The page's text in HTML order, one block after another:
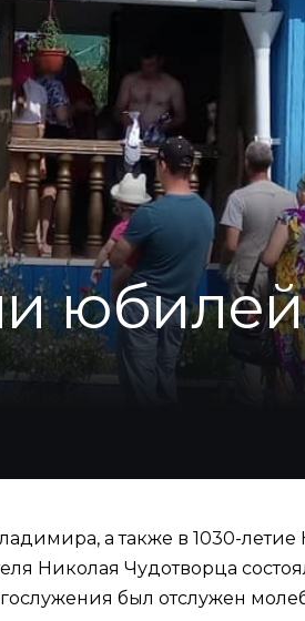
а также в 1030-
Николая Чудотворца
был отслужен